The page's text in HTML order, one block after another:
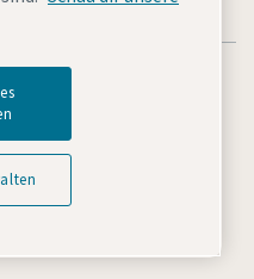
Datenschutzerklärung